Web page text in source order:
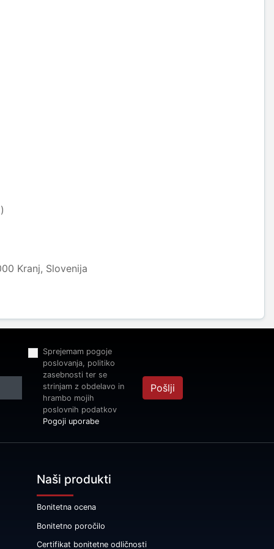
Kranj, Slovenija
Sprejemam pogoje
poslovanja, politiko
zasebnosti ter se
strinjam z obdelavo in
hrambo mojih
poslovnih podatkov
Pogoji uporabe
Pošlji
Naši produkti
Bonitetna ocena
Bonitetno poročilo
Certifikat bonitetne odličnosti